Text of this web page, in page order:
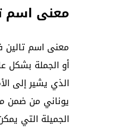
معنى اسم
معنى اسم تالين
أو الجملة بشكل
الذي يشير إلى
يوناني من ضمن
الجميلة التي